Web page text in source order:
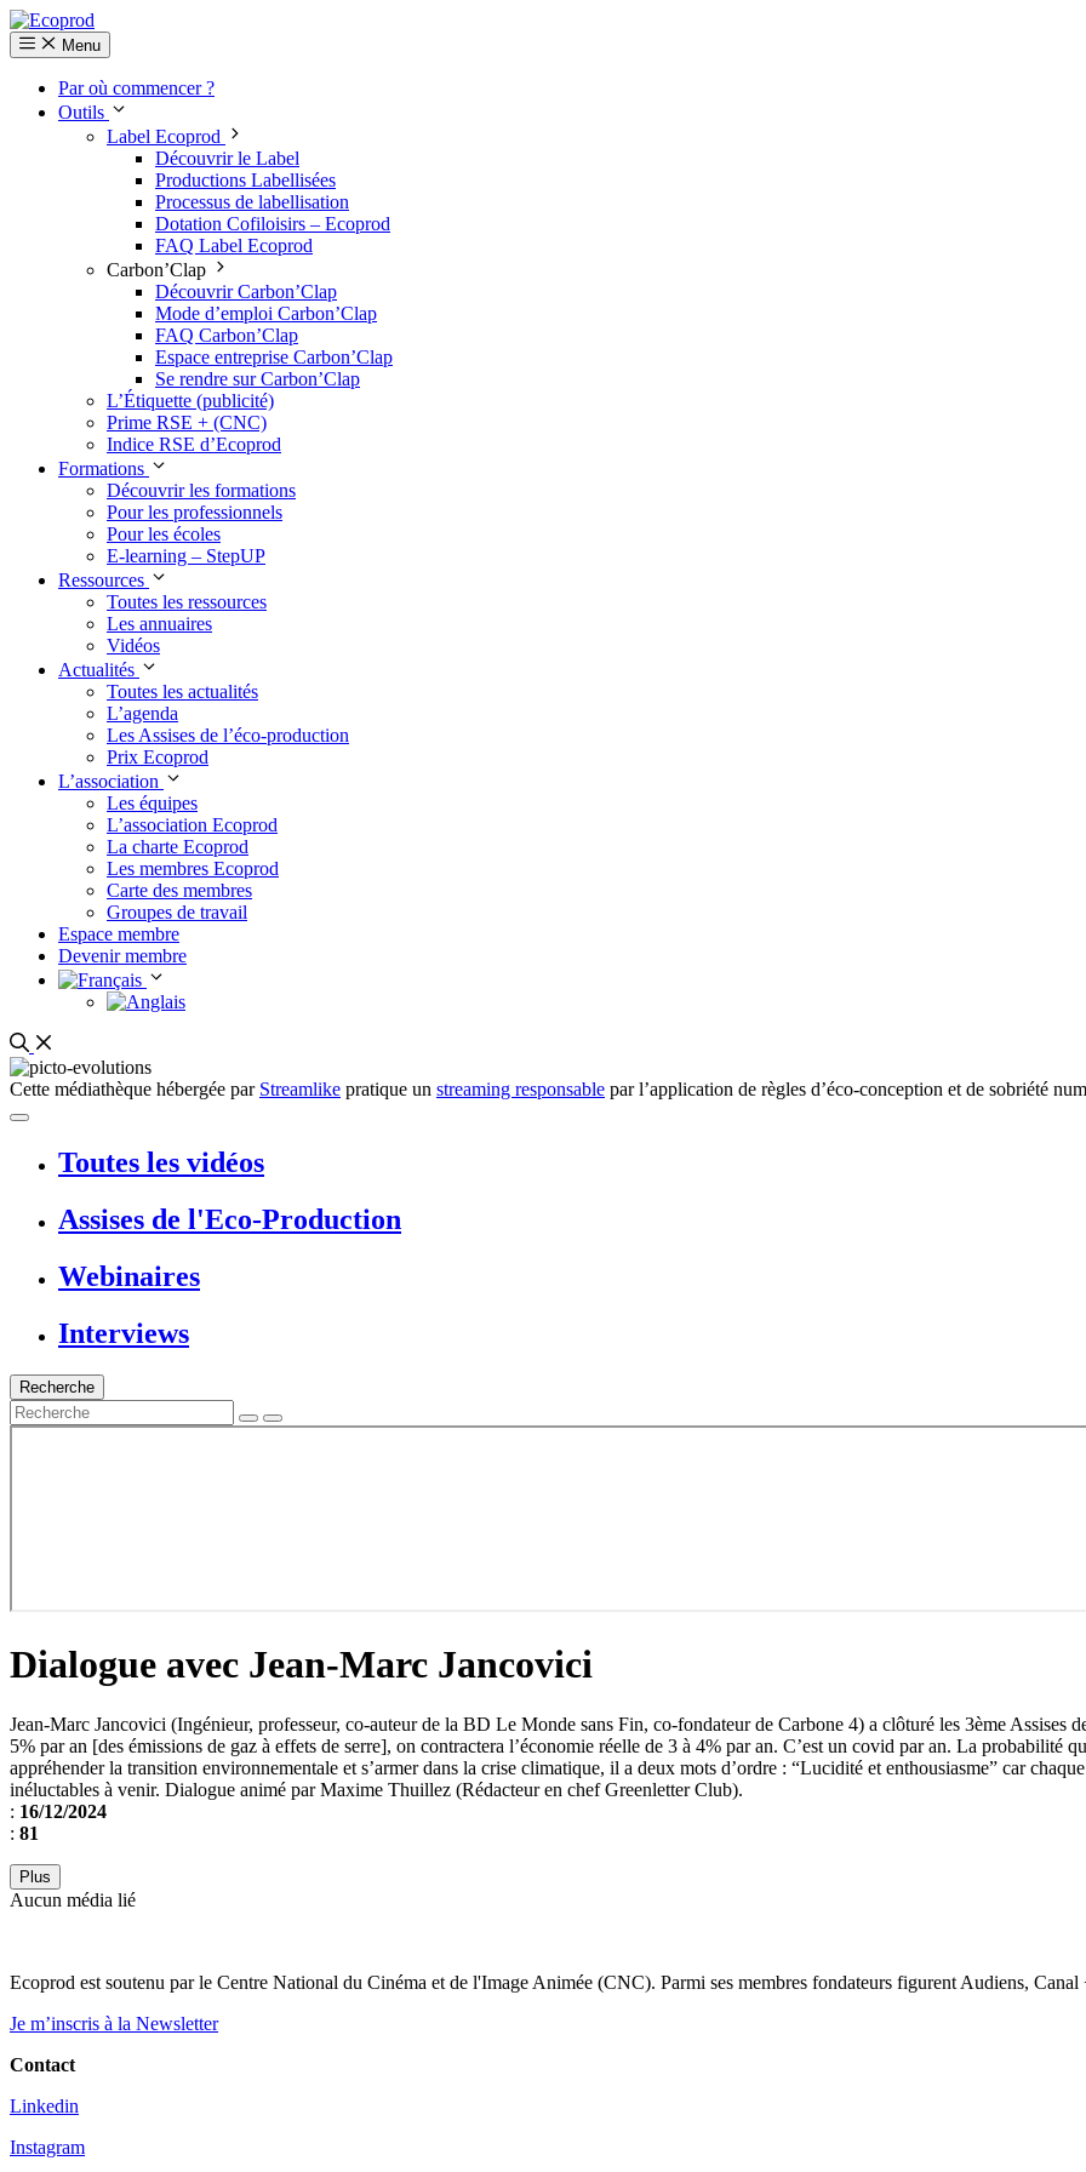
Menu
Par où commencer ?
Outils
Label Ecoprod
Découvrir le Label
Productions Labellisées
Processus de labellisation
Dotation Cofiloisirs – Ecoprod
FAQ Label Ecoprod
Carbon’Clap
Découvrir Carbon’Clap
Mode d’emploi Carbon’Clap
FAQ Carbon’Clap
Espace entreprise Carbon’Clap
Se rendre sur Carbon’Clap
L’Étiquette (publicité)
Prime RSE + (CNC)
Indice RSE d’Ecoprod
Formations
Découvrir les formations
Pour les professionnels
Pour les écoles
E-learning – StepUP
Ressources
Toutes les ressources
Les annuaires
Vidéos
Actualités
Toutes les actualités
L’agenda
Les Assises de l’éco-production
Prix Ecoprod
L’association
Les équipes
L’association Ecoprod
La charte Ecoprod
Les membres Ecoprod
Carte des membres
Groupes de travail
Espace membre
Devenir membre
Cette médiathèque hébergée par Streamlike pratique un streaming responsable par l’application de règles d’éco-conception et de sobriété
Toutes les vidéos
Assises de l'Eco-Production
Webinaires
Interviews
Recherche
Dialogue avec Jean-Marc Jancovici
Jean-Marc Jancovici (Ingénieur, professeur, co-auteur de la BD Le Monde sans Fin, co-fondateur de Carbone 4) a clôturé les 3ème Assises
5% par an [des émissions de gaz à effets de serre], on contractera l’économie réelle de 3 à 4% par an. C’est un covid par an. La probabilité
appréhender la transition environnementale et s’armer dans la crise climatique, il a deux mots d’ordre : “Lucidité et enthousiasme” car
inéluctables à venir. Dialogue animé par Maxime Thuillez (Rédacteur en chef Greenletter Club).
: 16/12/2024
: 81
Plus
Aucun média lié
Ecoprod est soutenu par le Centre National du Cinéma et de l'Image Animée (CNC). Parmi ses membres fondateurs figurent Audiens,
Je m’inscris à la Newsletter
Contact
Linkedin
Instagram